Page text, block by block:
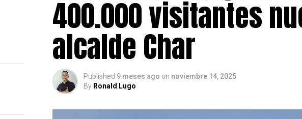
400.000 visitantes
alcalde Char
Published 9 meses ago on noviembre 14, 2025
By Ronald Lugo